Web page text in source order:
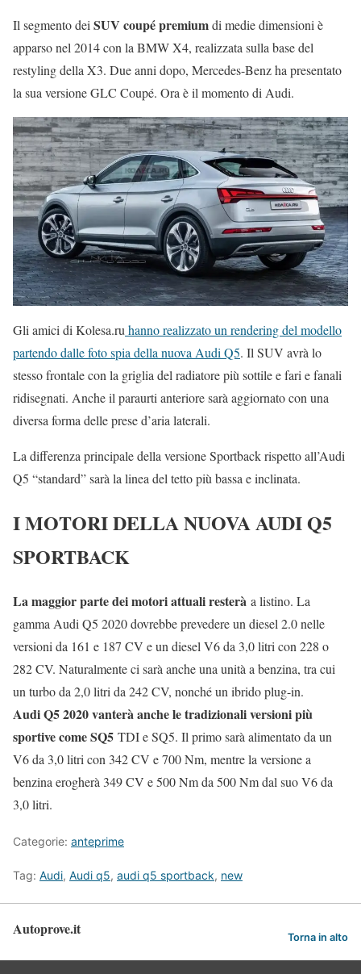
Il segmento deiSUV coupé premiumdi medie dimensioni è
apparso nel 2014 con la BMW X4, realizzata sulla base del
restyling della X3. Due anni dopo, Mercedes-Benz ha presentato
la sua versione GLC Coupé. Ora è il momento di Audi.
Gli amici di Kolesa.ruhanno realizzato un rendering del modello
partendo dalle foto spia della nuova Audi Q5. Il SUV avrà lo
stesso frontale con la griglia del radiatore più sottile e fari e fanali
ridisegnati. Anche il paraurti anteriore sarà aggiornato con una
diversa forma delle prese d’aria laterali.
La differenza principale della versione Sportback rispetto all’Audi
Q5 “standard” sarà la linea del tetto più bassa e inclinata.
I MOTORI DELLA NUOVA AUDI Q5
SPORTBACK
La maggior parte dei motori attuali resterà a listino. La
gamma Audi Q5 2020 dovrebbe prevedere un diesel 2.0 nelle
versioni da 161 e 187 CV e un diesel V6 da 3,0 litri con 228 o
282 CV. Naturalmente ci sarà anche una unità a benzina, tra cui
un turbo da 2,0 litri da 242 CV, nonché un ibrido plug-in.
Audi Q5 2020 vanterà anche le tradizionali versioni più
sportive come SQ5 TDI e SQ5. Il primo sarà alimentato da un
V6 da 3,0 litri con 342 CV e 700 Nm, mentre la versione a
benzina erogherà 349 CV e 500 Nm da 500 Nm dal suo V6 da
3,0 litri.
Categorie: anteprime
Tag: Audi, Audi q5, audi q5 sportback, new
Autoprove.it Torna in alto